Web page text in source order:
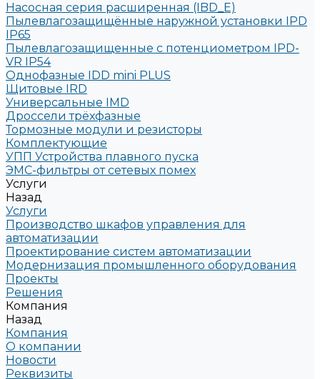
Насосная серия расширенная (IBD_E)
Пылевлагозащищённые наружной установки IPD
IP65
Пылевлагозащищенные с потенциометром IPD-
VR IP54
Однофазные IDD mini PLUS
Щитовые IRD
Универсальные IMD
Дроссели трёхфазные
Тормозные модули и резисторы
Комплектующие
УПП Устройства плавного пуска
ЭМС-фильтры от сетевых помех
Услуги
Назад
Услуги
Производство шкафов управления для
автоматизации
Проектирование систем автоматизации
Модернизация промышленного оборудования
Проекты
Решения
Компания
Назад
Компания
О компании
Новости
Реквизиты